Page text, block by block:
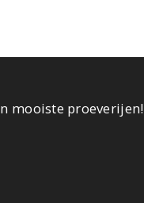
mooiste proeverijen!